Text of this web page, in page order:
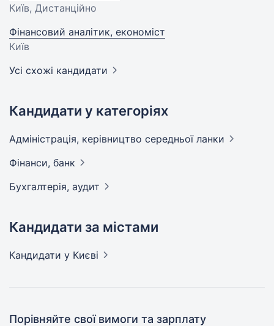
Київ, Дистанційно
Фінансовий аналітик, економіст
Київ
Усі схожі кандидати
Кандидати у категоріях
Адмiнiстрацiя, керівництво середньої ланки
Фінанси, банк
Бухгалтерія, аудит
Кандидати за містами
Кандидати у Києві
Порівняйте свої вимоги та зарплату